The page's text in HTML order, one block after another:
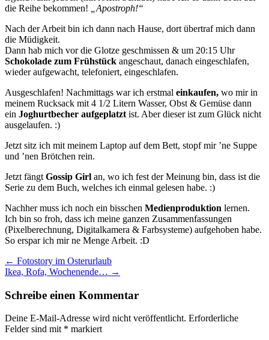
die Reihe bekommen!
„Apostroph!“
Nach der Arbeit bin ich dann nach Hause, dort übertraf mich dann
die Müdigkeit.
Dann hab mich vor die Glotze geschmissen & um 20:15 Uhr
Schokolade zum Frühstück angeschaut, danach eingeschlafen,
wieder aufgewacht, telefoniert, eingeschlafen.
Ausgeschlafen! Nachmittags war ich erstmal einkaufen, wo mir in
meinem Rucksack mit 4 1/2 Litern Wasser, Obst & Gemüse dann
ein Joghurtbecher aufgeplatzt ist. Aber dieser ist zum Glück nicht
ausgelaufen. :)
Jetzt sitz ich mit meinem Laptop auf dem Bett, stopf mir ’ne Suppe
und ’nen Brötchen rein.
Jetzt fängt Gossip Girl an, wo ich fest der Meinung bin, dass ist die
Serie zu dem Buch, welches ich einmal gelesen habe. :)
Nachher muss ich noch ein bisschen Medienproduktion lernen.
Ich bin so froh, dass ich meine ganzen Zusammenfassungen
(Pixelberechnung, Digitalkamera & Farbsysteme) aufgehoben habe.
So erspar ich mir ne Menge Arbeit. :D
← Fotostory im Osterurlaub
Ikea, Rofa, Wochenende… →
Schreibe einen Kommentar
Deine E-Mail-Adresse wird nicht veröffentlicht. Erforderliche
Felder sind mit * markiert